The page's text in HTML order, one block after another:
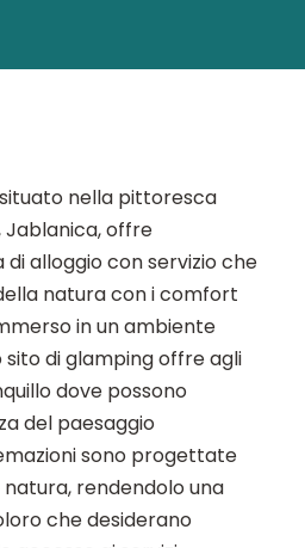
nella pittoresca
Jablanica, offre
di alloggio con servizio che
natura con i comfort
in un ambiente
di glamping offre agli
dove possono
del paesaggio
sono progettate
rendendolo una
che desiderano